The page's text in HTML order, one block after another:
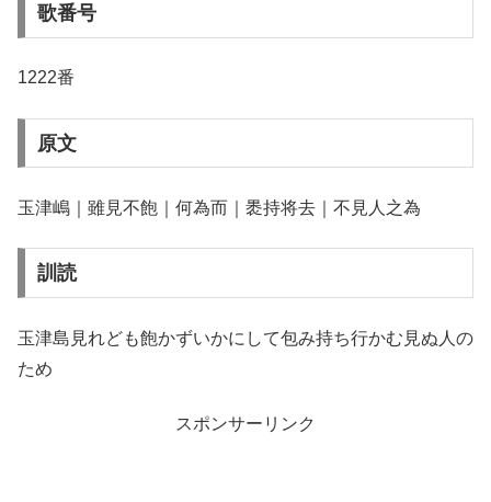
歌番号
1222番
原文
玉津嶋｜雖見不飽｜何為而｜褁持将去｜不見人之為
訓読
玉津島見れども飽かずいかにして包み持ち行かむ見ぬ人の
ため
スポンサーリンク